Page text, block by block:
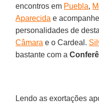
encontros em Puebla,
Aparecida e
personalidades de
Câmara e o Cardeal.
bastante com a
Lendo as exortações